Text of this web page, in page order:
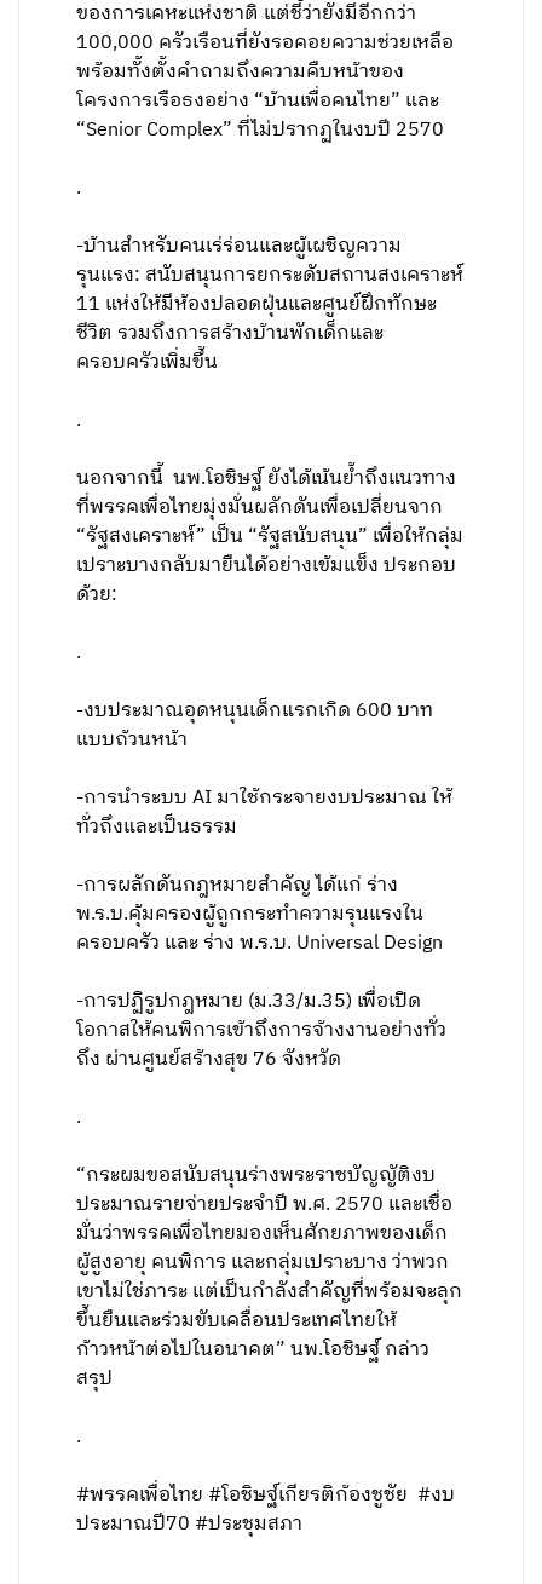
ของการเคหะแห่งชาติ แต่ชี้ว่ายังมีอีกกว่า
100,000 ครัวเรือนที่ยังรอคอยความช่วยเหลือ
พร้อมทั้งตั้งคำถามถึงความคืบหน้าของ
โครงการเรือธงอย่าง “บ้านเพื่อคนไทย” และ
“Senior Complex” ที่ไม่ปรากฏในงบปี 2570
.
-บ้านสำหรับคนเร่ร่อนและผู้เผชิญความ
รุนแรง: สนับสนุนการยกระดับสถานสงเคราะห์
11 แห่งให้มีห้องปลอดฝุ่นและศูนย์ฝึกทักษะ
ชีวิต รวมถึงการสร้างบ้านพักเด็กและ
ครอบครัวเพิ่มขึ้น
.
นอกจากนี้ นพ.โอชิษฐ์ ยังได้เน้นย้ำถึงแนวทาง
ที่พรรคเพื่อไทยมุ่งมั่นผลักดันเพื่อเปลี่ยนจาก
“รัฐสงเคราะห์” เป็น “รัฐสนับสนุน” เพื่อให้กลุ่ม
เปราะบางกลับมายืนได้อย่างเข้มแข็ง ประกอบ
ด้วย:
.
-งบประมาณอุดหนุนเด็กแรกเกิด 600 บาท
แบบถ้วนหน้า
-การนำระบบ AI มาใช้กระจายงบประมาณ ให้
ทั่วถึงและเป็นธรรม
-การผลักดันกฎหมายสำคัญ ได้แก่ ร่าง
พ.ร.บ.คุ้มครองผู้ถูกกระทำความรุนแรงใน
ครอบครัว และ ร่าง พ.ร.บ. Universal Design
-การปฏิรูปกฎหมาย (ม.33/ม.35) เพื่อเปิด
โอกาสให้คนพิการเข้าถึงการจ้างงานอย่างทั่ว
ถึง ผ่านศูนย์สร้างสุข 76 จังหวัด
.
“กระผมขอสนับสนุนร่างพระราชบัญญัติงบ
ประมาณรายจ่ายประจำปี พ.ศ. 2570 และเชื่อ
มั่นว่าพรรคเพื่อไทยมองเห็นศักยภาพของเด็ก
ผู้สูงอายุ คนพิการ และกลุ่มเปราะบาง ว่าพวก
เขาไม่ใช่ภาระ แต่เป็นกำลังสำคัญที่พร้อมจะลุก
ขึ้นยืนและร่วมขับเคลื่อนประเทศไทยให้
ก้าวหน้าต่อไปในอนาคต” นพ.โอชิษฐ์ กล่าว
สรุป
.
#พรรคเพื่อไทย #โอชิษฐ์เกียรติก้องชูชัย #งบ
ประมาณปี70 #ประชุมสภา